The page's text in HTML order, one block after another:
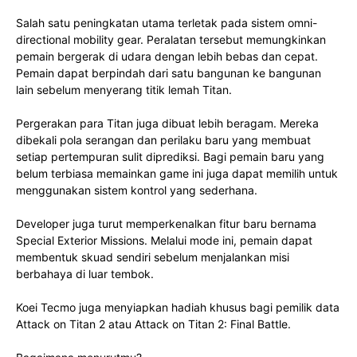
Salah satu peningkatan utama terletak pada sistem omni-
directional mobility gear. Peralatan tersebut memungkinkan
pemain bergerak di udara dengan lebih bebas dan cepat.
Pemain dapat berpindah dari satu bangunan ke bangunan
lain sebelum menyerang titik lemah Titan.
Pergerakan para Titan juga dibuat lebih beragam. Mereka
dibekali pola serangan dan perilaku baru yang membuat
setiap pertempuran sulit diprediksi. Bagi pemain baru yang
belum terbiasa memainkan game ini juga dapat memilih untuk
menggunakan sistem kontrol yang sederhana.
Developer juga turut memperkenalkan fitur baru bernama
Special Exterior Missions. Melalui mode ini, pemain dapat
membentuk skuad sendiri sebelum menjalankan misi
berbahaya di luar tembok.
Koei Tecmo juga menyiapkan hadiah khusus bagi pemilik data
Attack on Titan 2 atau Attack on Titan 2: Final Battle.